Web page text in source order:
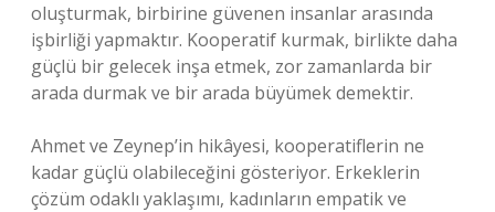
oluşturmak, birbirine güvenen insanlar arasında
işbirliği yapmaktır. Kooperatif kurmak, birlikte daha
güçlü bir gelecek inşa etmek, zor zamanlarda bir
arada durmak ve bir arada büyümek demektir.
Ahmet ve Zeynep’in hikâyesi, kooperatiflerin ne
kadar güçlü olabileceğini gösteriyor. Erkeklerin
çözüm odaklı yaklaşımı, kadınların empatik ve